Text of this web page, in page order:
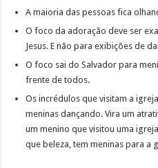
A maioria das pessoas fica
O foco da adoração deve ser
Jesus. E não para exibições de
O foco sai do Salvador para
frente de todos.
Os incrédulos que visitam a
meninas dançando. Vira um
um menino que visitou uma
que beleza, tem meninas para a